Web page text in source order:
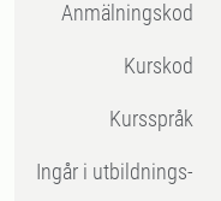
Anmälningskod
Kurskod
Kursspråk
Ingår i utbildnings-